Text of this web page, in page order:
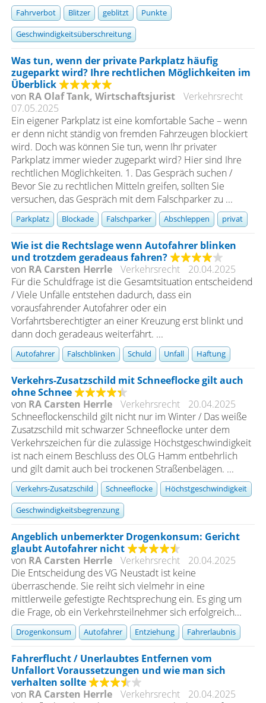
Fahrverbot Blitzer geblitzt Punkte
Geschwindigkeitsüberschreitung
Was tun, wenn der private Parkplatz häufig
zugeparkt wird? Ihre rechtlichen Möglichkeiten im
Überblick
von RA Olaf Tank, Wirtschaftsjurist
Verkehrsrecht
07.05.2025
Ein eigener Parkplatz ist eine komfortable Sache – wenn
er denn nicht ständig von fremden Fahrzeugen blockiert
wird. Doch was können Sie tun, wenn Ihr privater
Parkplatz immer wieder zugeparkt wird? Hier sind Ihre
rechtlichen Möglichkeiten. 1. Das Gespräch suchen /
Bevor Sie zu rechtlichen Mitteln greifen, sollten Sie
versuchen, das Gespräch mit dem Falschparker zu ...
Parkplatz Blockade Falschparker Abschleppen privat
Wie ist die Rechtslage wenn Autofahrer blinken
und trotzdem geradeaus fahren?
von RA Carsten Herrle Verkehrsrecht
20.04.2025
Für die Schuldfrage ist die Gesamtsituation entscheidend
/ Viele Unfälle entstehen dadurch, dass ein
vorausfahrender Autofahrer oder ein
Vorfahrtsberechtigter an einer Kreuzung erst blinkt und
dann doch geradeaus weiterfährt. ...
Autofahrer Falschblinken Schuld Unfall Haftung
Verkehrs-Zusatzschild mit Schneeflocke gilt auch
ohne Schnee
von RA Carsten Herrle Verkehrsrecht
20.04.2025
Schneeflockenschild gilt nicht nur im Winter / Das weiße
Zusatzschild mit schwarzer Schneeflocke unter dem
Verkehrszeichen für die zulässige Höchstgeschwindigkeit
ist nach einem Beschluss des OLG Hamm entbehrlich
und gilt damit auch bei trockenen Straßenbelägen. ...
Verkehrs-Zusatzschild Schneeflocke Höchstgeschwindigkeit
Geschwindigkeitsbegrenzung
Angeblich unbemerkter Drogenkonsum: Gericht
glaubt Autofahrer nicht
von RA Carsten Herrle Verkehrsrecht
20.04.2025
Die Entscheidung des VG Neustadt ist keine
überraschende. Sie reiht sich vielmehr in eine
mittlerweile gefestigte Rechtsprechung ein. Es ging um
die Frage, ob ein Verkehrsteilnehmer sich erfolgreich...
Drogenkonsum Autofahrer Entziehung Fahrerlaubnis
Fahrerflucht / Unerlaubtes Entfernen vom
Unfallort Voraussetzungen und wie man sich
verhalten sollte
von RA Carsten Herrle Verkehrsrecht
20.04.2025